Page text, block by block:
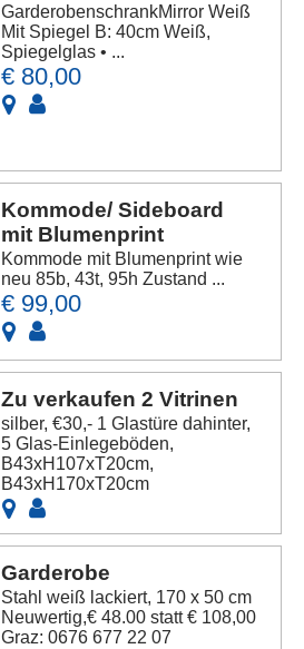
GarderobenschrankMirror Weiß
Mit Spiegel B: 40cm Weiß,
Spiegelglas • ...
€ 80,00
Kommode/ Sideboard
mit Blumenprint
Kommode mit Blumenprint wie
neu 85b, 43t, 95h Zustand ...
€ 99,00
Zu verkaufen 2 Vitrinen
silber, €30,- 1 Glastüre dahinter,
5 Glas-Einlegeböden,
B43xH107xT20cm,
B43xH170xT20cm
Garderobe
Stahl weiß lackiert, 170 x 50 cm
Neuwertig,€ 48.00 statt € 108,00
Graz: 0676 677 22 07